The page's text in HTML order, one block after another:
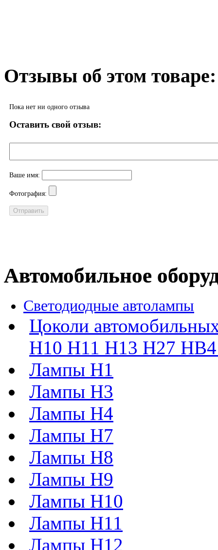
Отзывы об этом товаре:
Пока нет ни одного отзыва
Оставить свой отзыв:
Ваше имя:
Фотография:
Автомобильное
Светодиодные автолампы
Цоколи
H10 H11 H13 H27
Лампы H1
Лампы H3
Лампы H4
Лампы H7
Лампы H8
Лампы H9
Лампы H10
Лампы H11
Лампы H12